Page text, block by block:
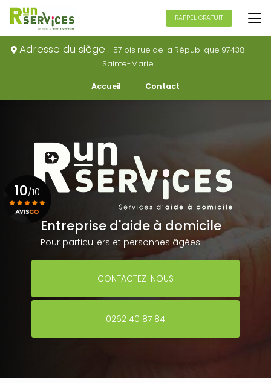
Aller
au
principal
Adresse du siège : 57 bis rue de la République 97438
Sainte-Marie
Accueil Contact
RAPPEL GRATUIT
Entreprise d'aide à domicile
Pour particuliers et personnes âgées
CONTACTEZ-NOUS
0262 40 87 84
10/10
Voir le certificat